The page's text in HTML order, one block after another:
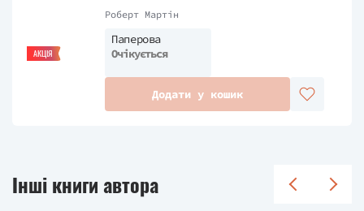
АКЦІЯ
Роберт Мартін
Паперова
Очікується
Додати у кошик
Інші книги автора